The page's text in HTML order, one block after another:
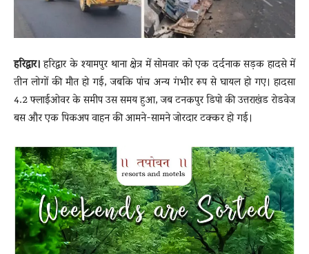
हरिद्वार।हरिद्वार के श्यामपुर थाना क्षेत्र में सोमवार को एक दर्दनाक सड़क हादसे में
तीन लोगों की मौत हो गई, जबकि पांच अन्य गंभीर रूप से घायल हो गए। हादसा
4.2 फ्लाईओवर के समीप उस समय हुआ, जब टनकपुर डिपो की उत्तराखंड रोडवेज
बस और एक पिकअप वाहन की आमने-सामने जोरदार टक्कर हो गई।